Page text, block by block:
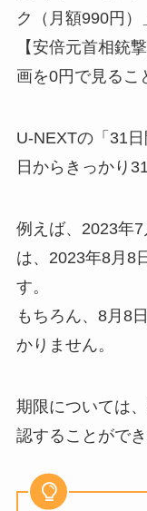
ク（月額990円
【安倍元首相銃
画を0円で見るこ
U-NEXTの「31
日からきっかり
例えば、2023年
は、2023年8月8
す。
もちろん、8月8
かりません。
期限については
認することができ